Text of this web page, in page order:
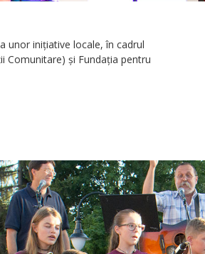
unor iniţiative locale, în cadrul
Comunitare) şi Fundaţia pentru